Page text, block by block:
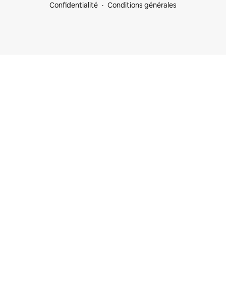
Confidentialité
Conditions générales